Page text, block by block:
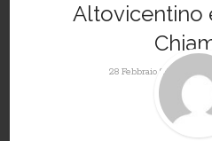
Altovicentino
28 Febbraio 2016 Da